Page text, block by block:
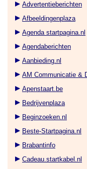
Advertentieberichten
Afbeeldingenplaza
Agenda startpagina.nl
Agendaberichten
Aanbieding.nl
AM Communicatie &
Apenstaart.be
Bedrijvenplaza
Beginzoeken.nl
Beste-Startpagina.nl
Brabantinfo
Cadeau.startkabel.nl